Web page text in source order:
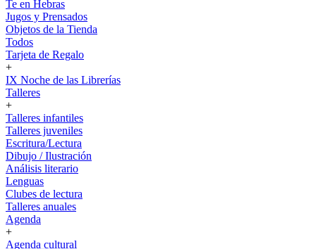
Te en Hebras
Jugos y Prensados
Objetos de la Tienda
Todos
Tarjeta de Regalo
+
IX Noche de las Librerías
Talleres
+
Talleres infantiles
Talleres juveniles
Escritura/Lectura
Dibujo / Ilustración
Análisis literario
Lenguas
Clubes de lectura
Talleres anuales
Agenda
+
Agenda cultural